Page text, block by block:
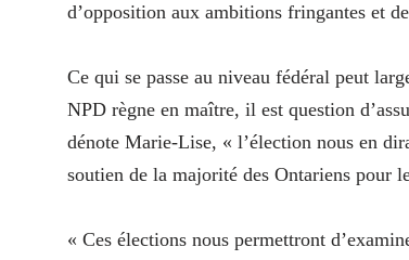
d’opposition aux ambitions fringantes et
Ce qui se passe au niveau fédéral peut
NPD règne en maître, il est question
dénote Marie-Lise, « l’élection nous en
soutien de la majorité des Ontariens pour
« Ces élections nous permettront